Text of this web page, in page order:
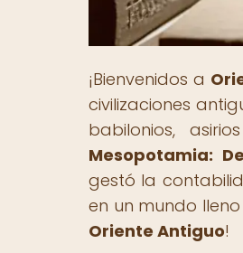
¡Bienvenidos a
civilizaciones
babilonios,
Mesopotamia:
gestó la
en un mundo
Oriente Antiguo!